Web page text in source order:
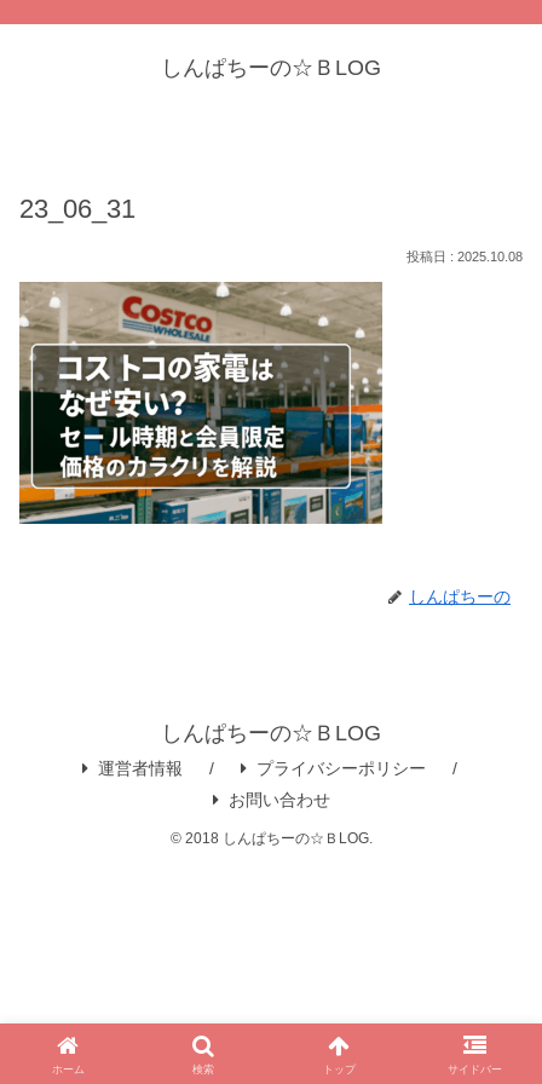
しんぱちーの☆ＢLOG
23_06_31
2025.10.08
しんぱちーの
しんぱちーの☆ＢLOG
運営者情報
プライバシーポリシー
お問い合わせ
© 2018 しんぱちーの☆ＢLOG.
ホーム 検索 トップ サイドバー